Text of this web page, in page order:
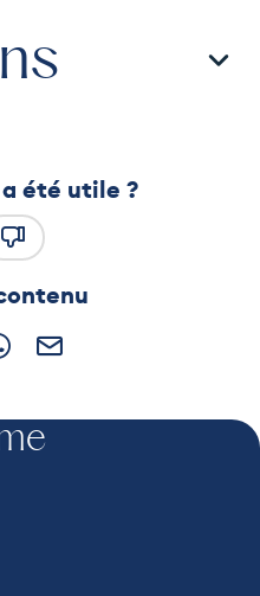
été utile ?
(nouvelle fenêtre)
sur X / Twitter (nouvelle
sur WhatsApp
Partager par mail